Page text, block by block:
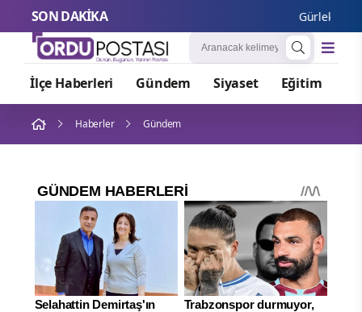
SON DAKİKA Gürlek:
İlçe Haberleri Gündem Siyaset Eğitim
Haberler Gündem